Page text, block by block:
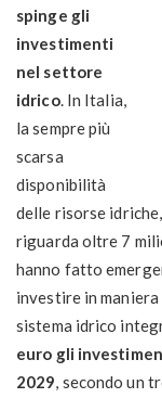
spinge gli
investimenti
nel settore
idrico. In Italia,
la sempre più
scarsa
disponibilità
delle risorse
riguarda oltre 7
hanno fatto
investire in
sistema idrico
euro gli
2029, secondo un